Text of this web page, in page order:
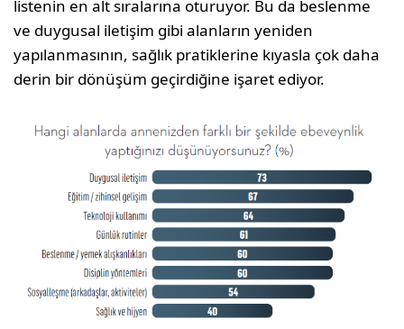
listenin en alt sıralarına oturuyor. Bu da beslenme
ve duygusal iletişim gibi alanların yeniden
yapılanmasının, sağlık pratiklerine kıyasla çok daha
derin bir dönüşüm geçirdiğine işaret ediyor.